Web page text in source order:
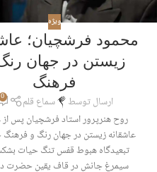
ویژه
محمود فرشچیان؛
زیستن در جهان
فرهنگ
ارسال توسط سماع قلم 0
روح هنرپرور استاد فرشچیان پس
عاشقانه زیستن در جهان رنگ و فرهنگ
تبعیدگاه هبوط قفس تنگ حیات
سیمرغ جانش در قاف یقین حضرت